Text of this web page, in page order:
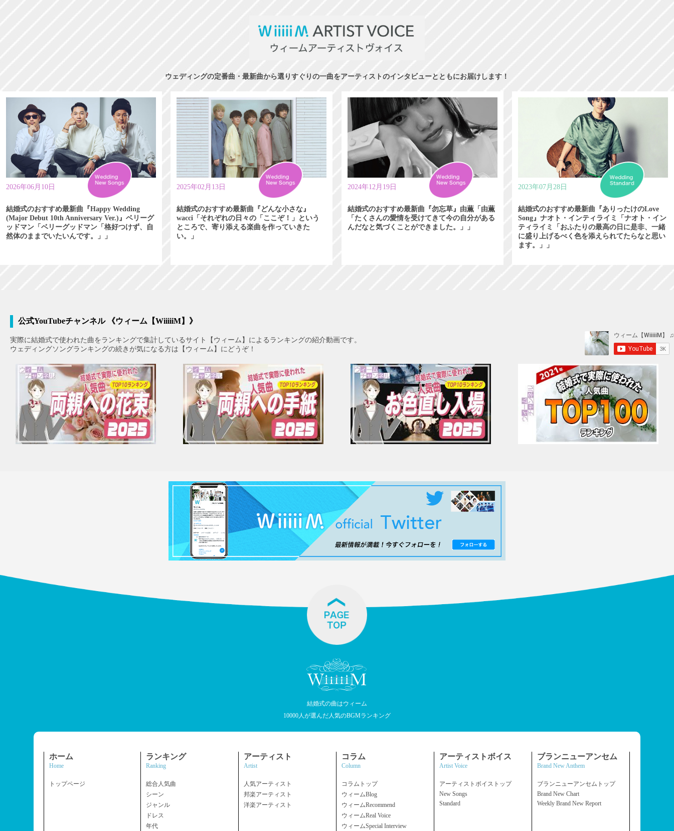
ウェディングの定番曲・最新曲から選りすぐりの一曲をアーティストのインタビューとともにお届けします！
2026年06月10日
結婚式のおすすめ最新曲『Happy Wedding
(Major Debut 10th Anniversary Ver.)』ベリーグ
ッドマン「ベリーグッドマン「格好つけず、自
然体のままでいたいんです。」」
2025年02月13日
結婚式のおすすめ最新曲『どんな小さな』
wacci「それぞれの日々の「ここぞ！」という
ところで、寄り添える楽曲を作っていきた
い。」
2024年12月19日
結婚式のおすすめ最新曲『勿忘草』由薫「由薫
「たくさんの愛情を受けてきて今の自分がある
んだなと気づくことができました。」」
2023年07月28日
結婚式のおすすめ最新曲『ありったけのLove
Song』ナオト・インティライミ「ナオト・イン
ティライミ「おふたりの最高の日に是非、一緒
に盛り上げるべく色を添えられてたらなと思い
ます。」」
公式YouTubeチャンネル 《ウィーム【WiiiiiM】》
実際に結婚式で使われた曲をランキングで集計しているサイト【ウィーム】によるランキングの紹介動画です。
ウェディングソングランキングの続きが気になる方は【ウィーム】にどうぞ！
結婚式の曲はウィーム
10000人が選んだ人気のBGMランキング
ホーム
Home
トップページ
ランキング
Ranking
総合人気曲
シーン
ジャンル
ドレス
年代
アーティスト
Artist
人気アーティスト
邦楽アーティスト
洋楽アーティスト
コラム
Column
コラムトップ
ウィームBlog
ウィームRecommend
ウィームReal Voice
ウィームSpecial Interview
アーティストボイス
Artist Voice
アーティストボイストップ
New Songs
Standard
ブランニューアンセム
Brand New Anthem
ブランニューアンセムトップ
Brand New Chart
Weekly Brand New Report